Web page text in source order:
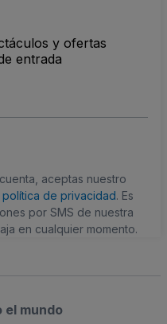
y ofertas
entrada
aceptas nuestro
política de privacidad. Es
por SMS de nuestra
en cualquier momento.
el mundo